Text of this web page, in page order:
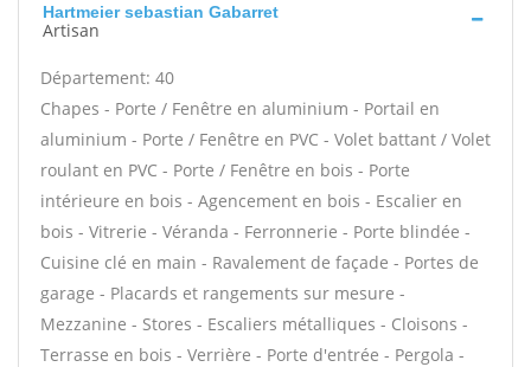
Hartmeier sebastian Gabarret
Artisan
Département: 40
Chapes - Porte / Fenêtre en aluminium - Portail en
aluminium - Porte / Fenêtre en PVC - Volet battant / Volet
roulant en PVC - Porte / Fenêtre en bois - Porte
intérieure en bois - Agencement en bois - Escalier en
bois - Vitrerie - Véranda - Ferronnerie - Porte blindée -
Cuisine clé en main - Ravalement de façade - Portes de
garage - Placards et rangements sur mesure -
Mezzanine - Stores - Escaliers métalliques - Cloisons -
Terrasse en bois - Verrière - Porte d'entrée - Pergola -